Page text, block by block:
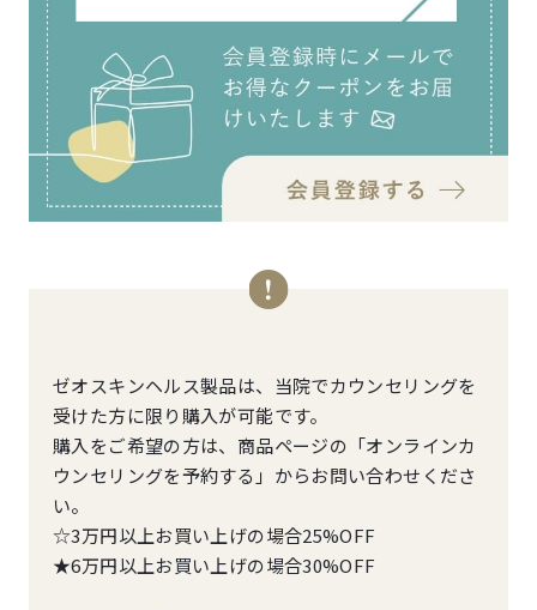
ゼオスキンヘルス製品は、当院でカウンセリングを
受けた方に限り購入が可能です。
購入をご希望の方は、商品ページの「オンラインカ
ウンセリングを予約する」からお問い合わせくださ
い。
☆3万円以上お買い上げの場合25%OFF
★6万円以上お買い上げの場合30%OFF